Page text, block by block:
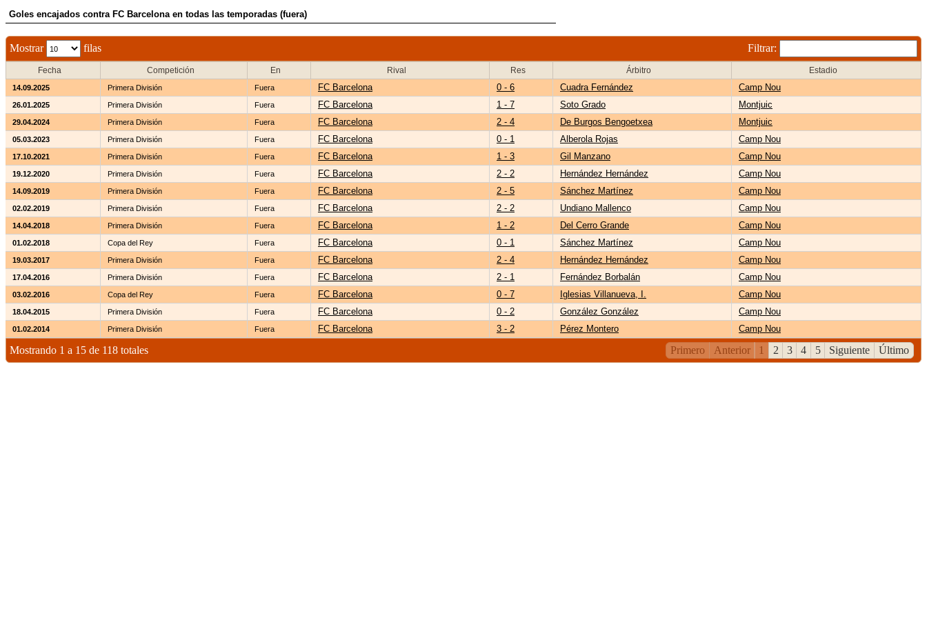
Goles encajados contra FC Barcelona en todas las temporadas (fuera)
Mostrar filas Filtrar:
Fecha Competición En Rival Res Árbitro Estadio
14.09.2025 Primera División Fuera FC Barcelona 0 - 6 Cuadra Fernández Camp Nou
26.01.2025 Primera División Fuera FC Barcelona 1 - 7 Soto Grado Montjuic
29.04.2024 Primera División Fuera FC Barcelona 2 - 4 De Burgos Bengoetxea Montjuic
05.03.2023 Primera División Fuera FC Barcelona 0 - 1 Alberola Rojas Camp Nou
17.10.2021 Primera División Fuera FC Barcelona 1 - 3 Gil Manzano Camp Nou
19.12.2020 Primera División Fuera FC Barcelona 2 - 2 Hernández Hernández Camp Nou
14.09.2019 Primera División Fuera FC Barcelona 2 - 5 Sánchez Martínez Camp Nou
02.02.2019 Primera División Fuera FC Barcelona 2 - 2 Undiano Mallenco Camp Nou
14.04.2018 Primera División Fuera FC Barcelona 1 - 2 Del Cerro Grande Camp Nou
01.02.2018 Copa del Rey Fuera FC Barcelona 0 - 1 Sánchez Martínez Camp Nou
19.03.2017 Primera División Fuera FC Barcelona 2 - 4 Hernández Hernández Camp Nou
17.04.2016 Primera División Fuera FC Barcelona 2 - 1 Fernández Borbalán Camp Nou
03.02.2016 Copa del Rey Fuera FC Barcelona 0 - 7 Iglesias Villanueva, I. Camp Nou
18.04.2015 Primera División Fuera FC Barcelona 0 - 2 González González Camp Nou
01.02.2014 Primera División Fuera FC Barcelona 3 - 2 Pérez Montero Camp Nou
Mostrando 1 a 15 de 118 totales Primero Anterior 1 2 3 4 5 Siguiente Último